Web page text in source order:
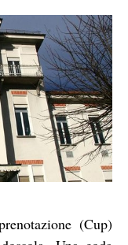
(Cup)